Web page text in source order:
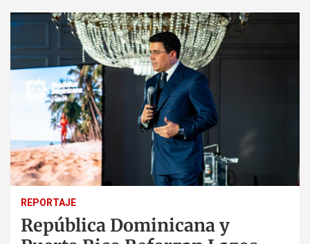
REPORTAJE
República Dominicana y